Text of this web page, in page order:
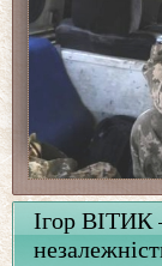
Ігор ВІТИК